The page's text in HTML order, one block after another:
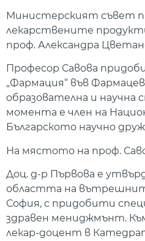
Министерският съвет
лекарствените
проф. Александра
Професор Савова
„Фармация“ във
образователна и научна
момента е член на
Българското научно
На мястото на проф.
Доц. д-р Първова е
областта на
София, с придобити
здравен мениджмънт.
лекар-доцент в